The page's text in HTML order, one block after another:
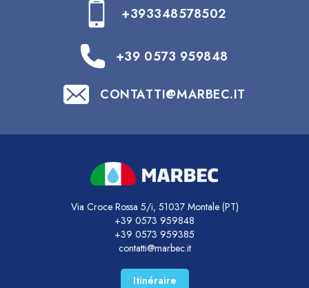
+393348578502
+39 0573 959848
CONTATTI@MARBEC.IT
Via Croce Rossa 5/i, 51037 Montale (PT)
+39 0573 959848
+39 0573 959385
contatti@marbec.it
Itinéraire